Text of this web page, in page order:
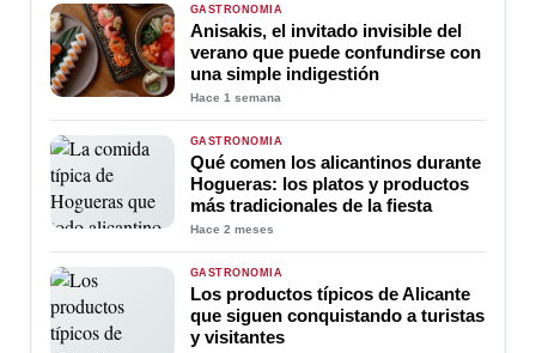
GASTRONOMÍA
Anisakis, el invitado invisible del
verano que puede confundirse con
una simple indigestión
Hace 1 semana
GASTRONOMÍA
Qué comen los alicantinos durante
Hogueras: los platos y productos
más tradicionales de la fiesta
Hace 2 meses
GASTRONOMÍA
Los productos típicos de Alicante
que siguen conquistando a turistas
y visitantes